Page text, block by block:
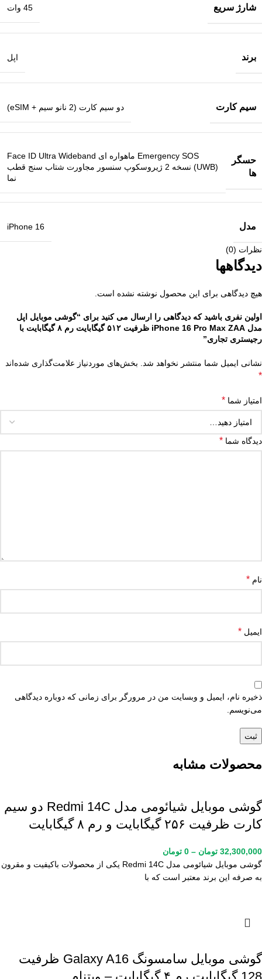
شارژ سریع 45 وات
برند اپل
سیم کارت دو سیم‌ کارت (2 نانو سیم + eSIM)
حسگر
ها
Emergency SOS ماهواره ای Face ID Ultra Wideband
(UWB) نسخه 2 ژیروسکوپ سنسور مجاورت شتاب‌ سنج قطب‌
نما
مدل iPhone 16
نظرات (0)
دیدگاهها
هیچ دیدگاهی برای این محصول نوشته نشده است.
اولین نفری باشید که دیدگاهی را ارسال می کنید برای “گوشی موبایل اپل
مدل iPhone 16 Pro Max ZAA ظرفیت ۵۱۲ گیگابایت رم ۸ گیگابایت با
رجیستری تجاری”
نشانی ایمیل شما منتشر نخواهد شد. بخش‌های موردنیاز علامت‌گذاری شده‌اند
*
امتیاز شما *
دیدگاه شما *
نام *
ایمیل *
ذخیره نام، ایمیل و وبسایت من در مرورگر برای زمانی که دوباره دیدگاهی
می‌نویسم.
محصولات مشابه
گوشی موبایل شیائومی مدل Redmi 14C دو سیم
کارت ظرفیت ۲۵۶ گیگابایت و رم ۸ گیگابایت
32,300,000 تومان –
0 تومان
گوشی موبایل شیائومی مدل Redmi 14C یکی از محصولات باکیفیت و مقرون
به صرفه این برند معتبر است که با
گوشی موبایل سامسونگ Galaxy A16 ظرفیت